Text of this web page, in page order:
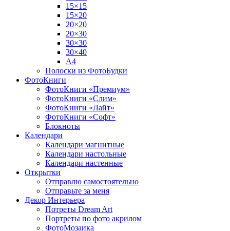
15×15
15×20
20×20
20×30
30×30
30×40
A4
Полоски из ФотоБудки
ФотоКниги
ФотоКниги «Премиум»
ФотоКниги «Слим»
ФотоКниги «Лайт»
ФотоКниги «Софт»
Блокноты
Календари
Календари магнитные
Календари настольные
Календари настенные
Открытки
Отправлю самостоятельно
Отправьте за меня
Декор Интерьера
Потреты Dream Art
Портреты по фото акрилом
ФотоМозаика